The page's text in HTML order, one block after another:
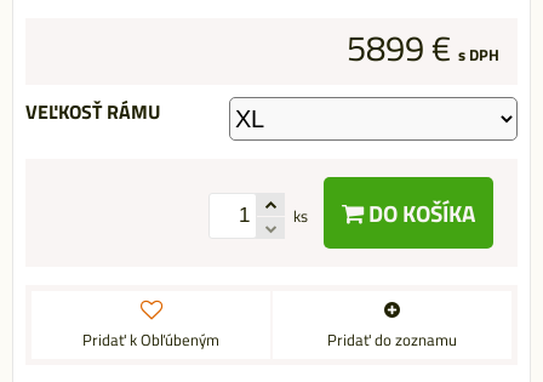
5899 € s DPH
VEĽKOSŤ RÁMU
ks DO KOŠÍKA
Pridať k Obľúbeným Pridať do zoznamu